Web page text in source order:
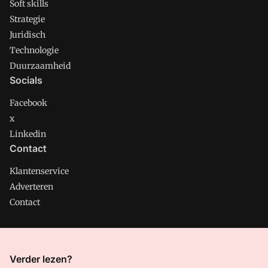
Soft skills
Strategie
Juridisch
Technologie
Duurzaamheid
Socials
Facebook
x
Linkedin
Contact
Klantenservice
Adverteren
Contact
CMweb is onderdeel van VMN media. Lees in
Verder lezen?